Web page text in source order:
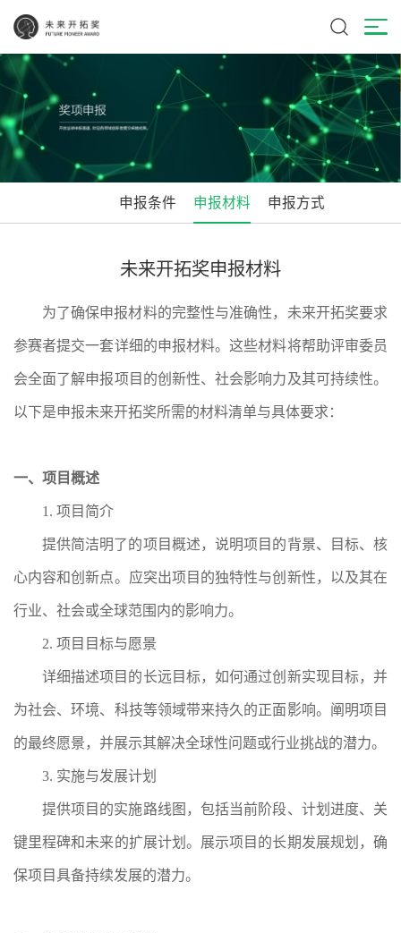
申报条件 申报材料 申报方式
未来开拓奖申报材料
为了确保申报材料的完整性与准确性，未来开拓奖要求
参赛者提交一套详细的申报材料。这些材料将帮助评审委员
会全面了解申报项目的创新性、社会影响力及其可持续性。
以下是申报未来开拓奖所需的材料清单与具体要求：
一、项目概述
1. 项目简介
提供简洁明了的项目概述，说明项目的背景、目标、核
心内容和创新点。应突出项目的独特性与创新性，以及其在
行业、社会或全球范围内的影响力。
2. 项目目标与愿景
详细描述项目的长远目标，如何通过创新实现目标，并
为社会、环境、科技等领域带来持久的正面影响。阐明项目
的最终愿景，并展示其解决全球性问题或行业挑战的潜力。
3. 实施与发展计划
提供项目的实施路线图，包括当前阶段、计划进度、关
键里程碑和未来的扩展计划。展示项目的长期发展规划，确
保项目具备持续发展的潜力。